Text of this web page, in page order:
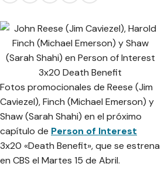
Fotos promocionales de Reese (Jim
Caviezel), Finch (Michael Emerson) y
Shaw (Sarah Shahi) en el próximo
capítulo de Person of Interest
3x20 «Death Benefit», que se estrena
en CBS el Martes 15 de Abril.